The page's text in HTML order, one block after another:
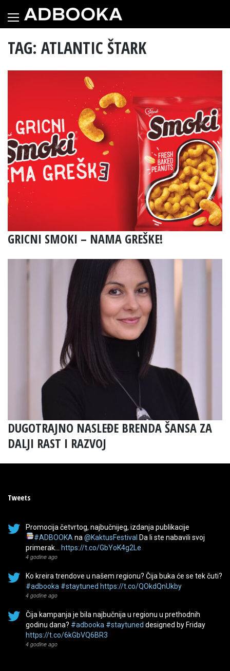
content
TAG: ATLANTIC ŠTARK
GRICNI SMOKI – NAMA GREŠKE!
DUGOTRAJNO NASLEĐE BRENDA ŠANSA ZA
DALJI RAST I RAZVOJ
Tweets
Promocija četvrtog, najbučnijeg, izdanja publikacije
#ADBOOKA na @KaktusFestival Da li ste nabavili svoj
primerak… https://t.co/GbYoK4g2Le
4 godine ago
Ko kreira trendove u našem regionu? Čija buka će se tek čuti?
#adbooka #staytuned https://t.co/QOkdQnUkby
4 godine ago
Čija kampanja je bila najbučnija u regionu u prethodnih
godinu dana? #adbooka #staytuned designed by Friday
https://t.co/6kGbVQ6BR3
4 godine ago